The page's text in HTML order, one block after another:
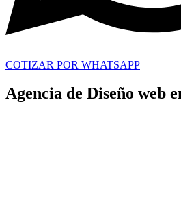
COTIZAR POR WHATSAPP
Agencia de Diseño web